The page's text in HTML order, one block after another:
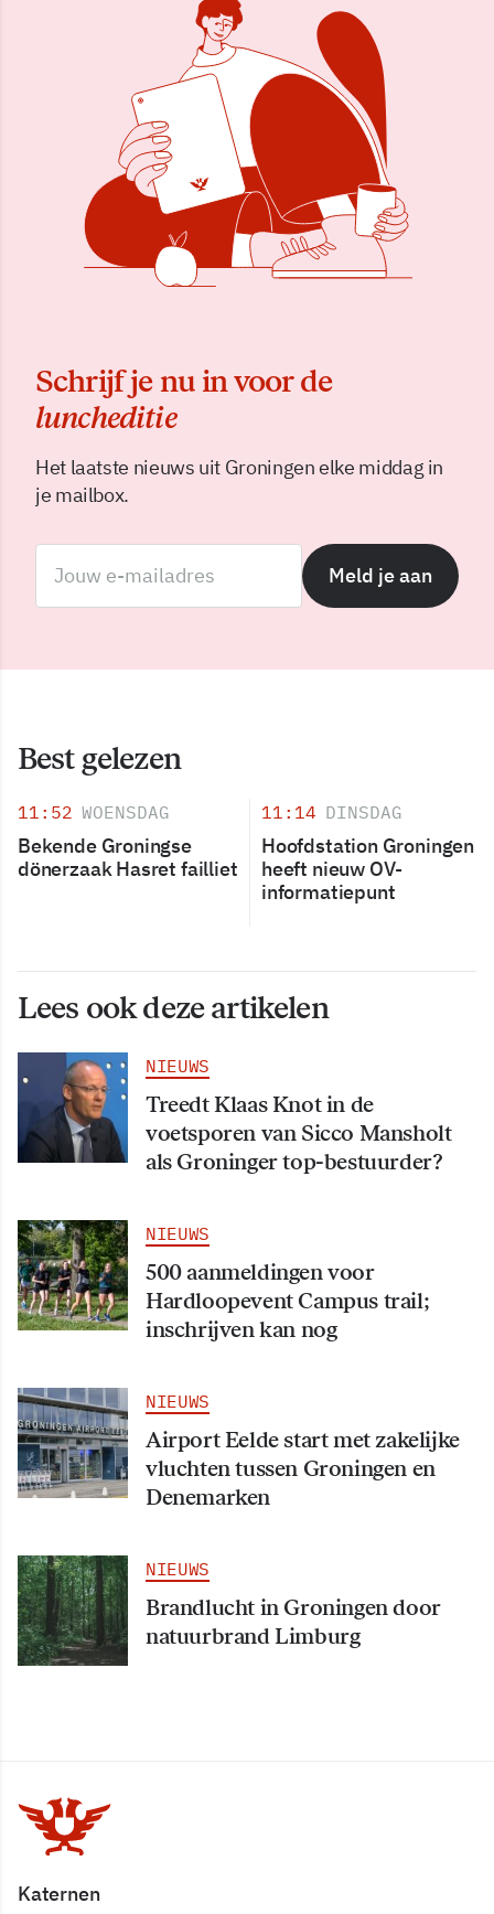
Schrijf je nu in voor de
luncheditie
Het laatste nieuws uit Groningen elke middag in
je mailbox.
Meld je aan
Best gelezen
11:52 WOENSDAG
Bekende Groningse
dönerzaak Hasret failliet
11:14 DINSDAG
Hoofdstation Groningen
heeft nieuw OV-
informatiepunt
Lees ook deze artikelen
NIEUWS
Treedt Klaas Knot in de
voetsporen van Sicco Mansholt
als Groninger top-bestuurder?
NIEUWS
500 aanmeldingen voor
Hardloopevent Campus trail;
inschrijven kan nog
NIEUWS
Airport Eelde start met zakelijke
vluchten tussen Groningen en
Denemarken
NIEUWS
Brandlucht in Groningen door
natuurbrand Limburg
Katernen